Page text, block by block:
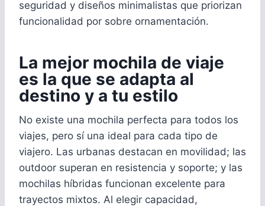
seguridad y diseños minimalistas que priorizan
funcionalidad por sobre ornamentación.
La mejor mochila de viaje
es la que se adapta al
destino y a tu estilo
No existe una mochila perfecta para todos los
viajes, pero sí una ideal para cada tipo de
viajero. Las urbanas destacan en movilidad; las
outdoor superan en resistencia y soporte; y las
mochilas híbridas funcionan excelente para
trayectos mixtos. Al elegir capacidad,